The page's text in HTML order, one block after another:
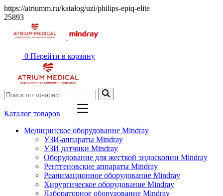
https://atriumm.ru/katalog/uzi/philips-epiq-elite
25893
0 Перейти в корзину
Каталог товаров
Медицинское оборудование Mindray
УЗИ-аппараты Mindray
УЗИ датчики Mindray
Оборудование для жесткой эндоскопии Mindray
Рентгеновские аппараты Mindray
Реанимационное оборудование Mindray
Хирургическое оборудование Mindray
Лабораторное оборудование Mindray